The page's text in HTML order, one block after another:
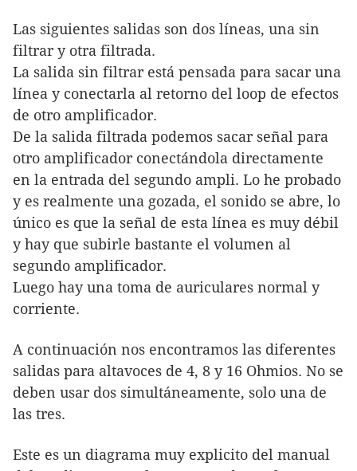
Las siguientes salidas son dos líneas, una sin
filtrar y otra filtrada.
La salida sin filtrar está pensada para sacar una
línea y conectarla al retorno del loop de efectos
de otro amplificador.
De la salida filtrada podemos sacar señal para
otro amplificador conectándola directamente
en la entrada del segundo ampli. Lo he probado
y es realmente una gozada, el sonido se abre, lo
único es que la señal de esta línea es muy débil
y hay que subirle bastante el volumen al
segundo amplificador.
Luego hay una toma de auriculares normal y
corriente.
A continuación nos encontramos las diferentes
salidas para altavoces de 4, 8 y 16 Ohmios. No se
deben usar dos simultáneamente, solo una de
las tres.
Este es un diagrama muy explicito del manual